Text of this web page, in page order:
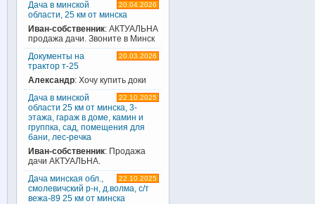
20.04.2026
Дача в минской
области, 25 км от минска
Иван-собственник: АКТУАЛЬНА
продажа дачи. Звоните в Минск
20.03.2026
Документы на
трактор т-25
Александр: Хочу купить доки
22.10.2025
Дача в минской
области 25 км от минска, 3-
этажа, гараж в доме, камин и
группка, сад, помещения для
бани, лес-речка
Иван-собственник: Продажа
дачи АКТУАЛЬНА.
22.10.2025
Дача минская обл.,
смолевичский р-н, д.волма, с/т
вежа-89 25 км от минска